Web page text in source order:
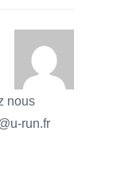
nous
run.fr